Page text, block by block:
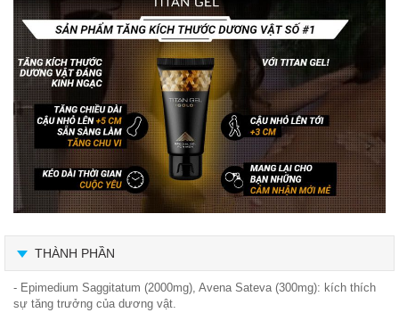
THÀNH PHẦN
- Epimedium Saggitatum (2000mg), Avena Sateva (300mg): kích thích
sự tăng trưởng của dương vật.